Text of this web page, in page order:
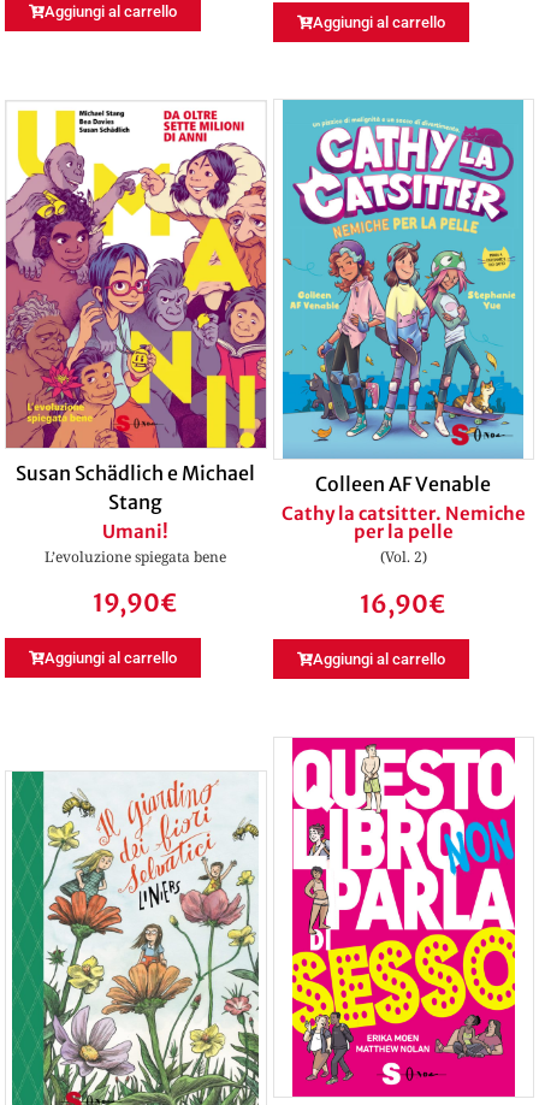
Aggiungi al carrello
Aggiungi al carrello
Susan Schädlich e Michael
Stang
Umani!
L’evoluzione spiegata bene
19,90€
Aggiungi al carrello
Colleen AF Venable
Cathy la catsitter. Nemiche
per la pelle
(Vol. 2)
16,90€
Aggiungi al carrello